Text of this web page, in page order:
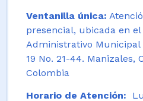
Ventanilla única:
presencial, ubicada en el
Administrativo Municipal
19 No. 21-44. Manizales,
Colombia
Horario de Atención: